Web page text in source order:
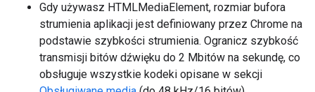
Gdy używasz HTMLMediaElement, rozmiar bufora
strumienia aplikacji jest definiowany przez Chrome na
podstawie szybkości strumienia. Ogranicz szybkość
transmisji bitów dźwięku do 2 Mbitów na sekundę, co
obsługuje wszystkie kodeki opisane w sekcji